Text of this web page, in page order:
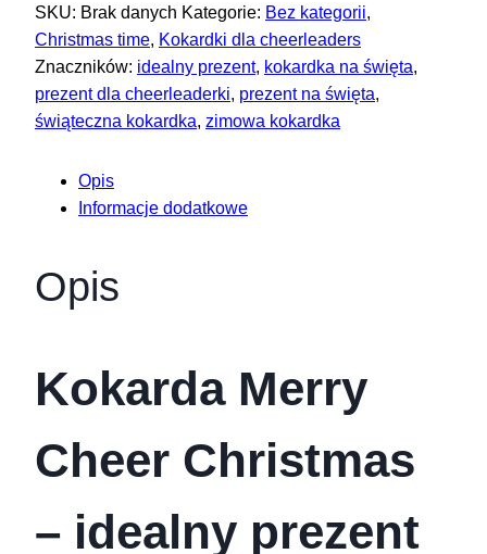
Christmas
SKU: Brak danych Kategorie: Bez kategorii,
Christmas time, Kokardki dla cheerleaders
Znaczników: idealny prezent, kokardka na święta,
prezent dla cheerleaderki, prezent na święta,
świąteczna kokardka, zimowa kokardka
Opis
Informacje dodatkowe
Opis
Kokarda Merry
Cheer Christmas
– idealny prezent